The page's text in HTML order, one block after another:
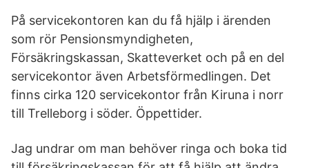
På servicekontoren kan du få hjälp i ärenden
som rör Pensionsmyndigheten,
Försäkringskassan, Skatteverket och på en del
servicekontor även Arbetsförmedlingen. Det
finns cirka 120 servicekontor från Kiruna i norr
till Trelleborg i söder. Öppettider.
Jag undrar om man behöver ringa och boka tid